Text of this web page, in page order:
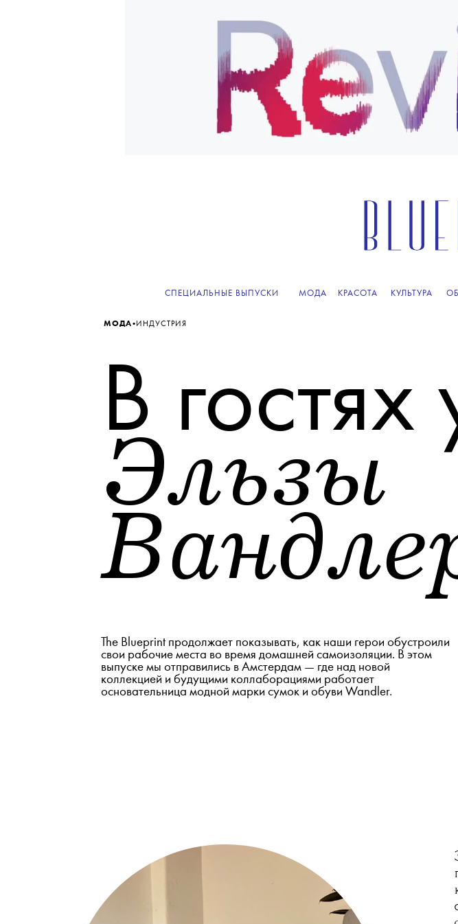
СПЕЦИАЛЬНЫЕ ВЫПУСКИ МОДА КРАСОТА КУЛЬТУРА
МОДА•ИНДУСТРИЯ
В гостях
Эльзы
The Blueprint продолжает показывать, как наши герои обустроили
свои рабочие места во время домашней самоизоляции. В этом
выпуске мы отправились в Амстердам — где над новой
коллекцией и будущими коллаборациями работает
основательница модной марки сумок и обуви Wandler.